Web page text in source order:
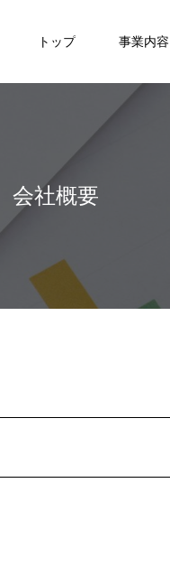
トップ 事業内容
会社概要